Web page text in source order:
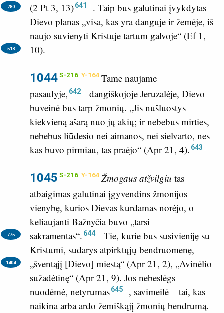
(2 Pt 3, 13)641 .
280
Taip bus galutinai įvykdytas
Dievo planas „visa, kas yra danguje ir žemėje, iš
naujo suvienyti Kristuje tartum galvoje“ (Ef 1,
10).
518
1044S-216 Y-164 Tame naujame
pasaulyje, 642
dangiškojoje Jeruzalėje, Dievo
buveinė bus tarp žmonių. „Jis nušluostys
kiekvieną ašarą nuo jų akių; ir nebebus mirties,
nebebus liūdesio nei aimanos, nei sielvarto, nes
kas buvo pirmiau, tas praėjo“ (Apr 21, 4). 643
1045 S-216 Y-164 Žmogaus atžvilgiu tas
atbaigimas galutinai įgyvendins žmonijos
vienybę, kurios Dievas kurdamas norėjo, o
keliaujanti Bažnyčia buvo „tarsi
sakramentas“. 644
775
Tie, kurie bus susivieniję su
Kristumi, sudarys atpirktųjų bendruomenę,
„šventąjį [Dievo] miestą“ (Apr 21, 2),
1404
„Avinėlio
sužadėtinę“ (Apr 21, 9). Jos nebeslėgs
nuodėmė, netyrumas645
, savimeilė – tai, kas
naikina arba ardo žemiškąjį žmonių bendrumą.